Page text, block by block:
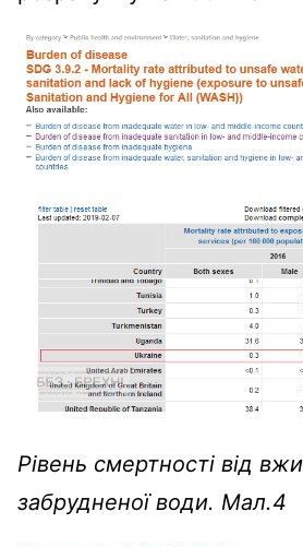
Рівень смертності від
забрудненої води. Мал.4